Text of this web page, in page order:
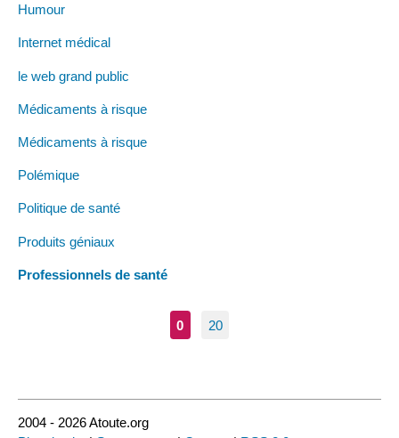
Humour
Internet médical
le web grand public
Médicaments à risque
Médicaments à risque
Polémique
Politique de santé
Produits géniaux
Professionnels de santé
0 20
2004 - 2026 Atoute.org